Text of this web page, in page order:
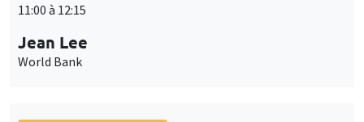
11:00 à 12:15
Jean Lee
World Bank